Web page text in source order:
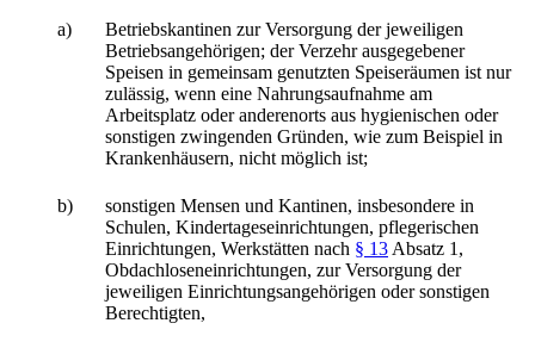
a)
Betriebskantinen zur Versorgung der jeweiligen
Betriebsangehörigen; der Verzehr ausgegebener
Speisen in gemeinsam genutzten Speiseräumen ist nur
zulässig, wenn eine Nahrungsaufnahme am
Arbeitsplatz oder anderenorts aus hygienischen oder
sonstigen zwingenden Gründen, wie zum Beispiel in
Krankenhäusern, nicht möglich ist;
b)
sonstigen Mensen und Kantinen, insbesondere in
Schulen, Kindertageseinrichtungen, pflegerischen
Einrichtungen, Werkstätten nach § 13 Absatz 1,
Obdachloseneinrichtungen, zur Versorgung der
jeweiligen Einrichtungsangehörigen oder sonstigen
Berechtigten,